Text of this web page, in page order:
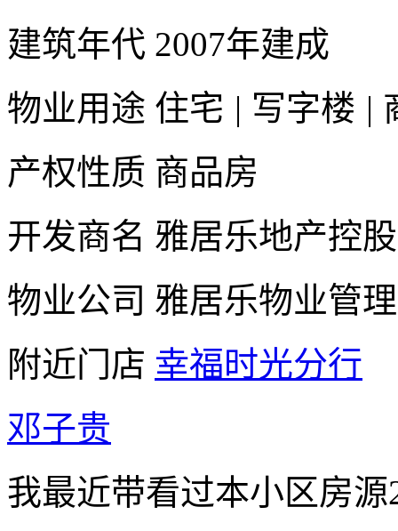
建筑年代 2007年建成
物业用途 住宅 | 写字楼 |
产权性质 商品房
开发商名 雅居乐地产控
物业公司 雅居乐物业管
附近门店 幸福时光分行
邓子贵
我最近带看过本小区房